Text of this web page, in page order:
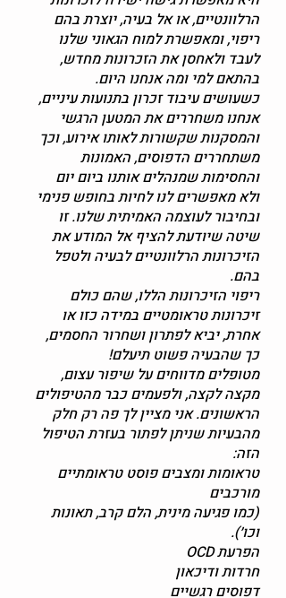
הרלוונטיים, או אל בעיה, יוצרת בהם
ריפוי, ומאפשרת למוח הגאוני שלנו
לעבד ולאחסן את הזכרונות מחדש,
בהתאם למי ומה אנחנו היום.
כשעושים עיבוד זכרון בתנועות עיניים,
אנחנו משחררים את המטען הרגשי
והמסקנות שקשורות לאותו אירוע, וכך
משתחררים הדפוסים, האמונות
והחסימות שמנהלים אותנו ביום יום
ולא מאפשרים לנו לחיות בחופש פנימי
ובחיבור לעוצמה האמיתית שלנו. זו
שיטה שיודעת להציף אל המודע את
הזיכרונות הרלוונטיים לבעיה ולטפל
בהם.
ריפוי הזיכרונות הללו, שהם כולם
זיכרונות טראומטיים במידה כזו או
אחרת, יביא לפתרון ושחרור החסמים,
כך שהבעיה פשוט תיעלם!
מטופלים מדווחים על שיפור עצום,
מקצה לקצה, ולפעמים כבר מהטיפולים
הראשונים. אני מציין לך פה רק חלק
מהבעיות שניתן לפתור בעזרת הטיפול
הזה:
טראומות ומצבים פוסט טראומתיים
מורכבים
‏‎(כמו פגיעה מינית, הלם קרב, תאונות
וכו׳).